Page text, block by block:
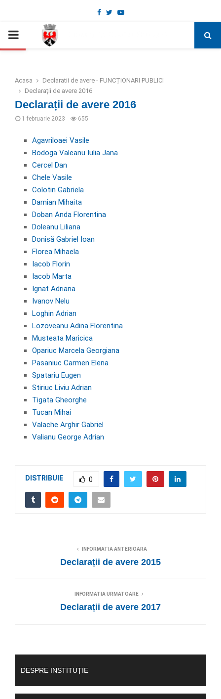
Deschide bara de unelte
Facebook
TwitterYoutube
PRIMARY
Acasa
Declaratii de avere - FUNCȚIONARI PUBLICI
Declarații de avere 2016
Declarații de avere 2016
1 februarie 2023 655
Agavriloaei Vasile
Bodoga Valeanu Iulia Jana
Cercel Dan
Chele Vasile
Colotin Gabriela
Damian Mihaita
Doban Anda Florentina
Doleanu Liliana
Donisă Gabriel Ioan
Florea Mihaela
Iacob Florin
Iacob Marta
Ignat Adriana
Ivanov Nelu
Loghin Adrian
Lozoveanu Adina Florentina
Musteata Maricica
Opariuc Marcela Georgiana
Pasaniuc Carmen Elena
Spatariu Eugen
Stiriuc Liviu Adrian
Tigata Gheorghe
Tucan Mihai
Valache Arghir Gabriel
Valianu George Adrian
DISTRIBUIE 0
INFORMATIA ANTERIOARA
Declarații de avere 2015
INFORMATIA URMATOARE
Declarații de avere 2017
DESPRE INSTITUȚIE